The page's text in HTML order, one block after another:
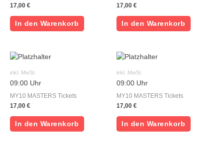
17,00 €
In den Warenkorb
17,00 €
In den Warenkorb
inkl. MwSt.
09:00 Uhr
MY10 MASTERS Tickets
17,00 €
In den Warenkorb
inkl. MwSt.
09:00 Uhr
MY10 MASTERS Tickets
17,00 €
In den Warenkorb